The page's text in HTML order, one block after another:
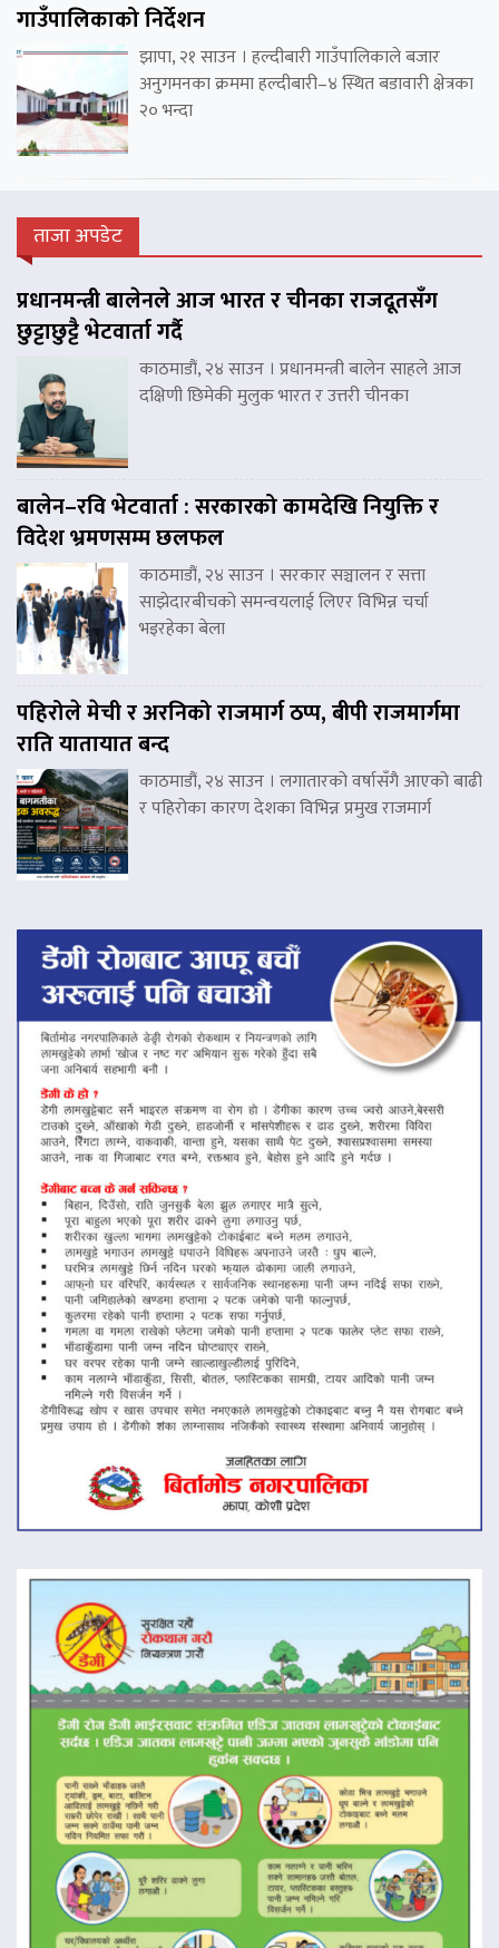
गाउँपालिकाको निर्देशन
झापा, २१ साउन । हल्दीबारी गाउँपालिकाले बजार
अनुगमनका क्रममा हल्दीबारी–४ स्थित बडावारी क्षेत्रका
२० भन्दा
ताजा अपडेट
प्रधानमन्त्री बालेनले आज भारत र चीनका राजदूतसँग
छुट्टाछुट्टै भेटवार्ता गर्दै
काठमाडौं, २४ साउन । प्रधानमन्त्री बालेन साहले आज
दक्षिणी छिमेकी मुलुक भारत र उत्तरी चीनका
बालेन–रवि भेटवार्ता : सरकारको कामदेखि नियुक्ति र
विदेश भ्रमणसम्म छलफल
काठमाडौं, २४ साउन । सरकार सञ्चालन र सत्ता
साझेदारबीचको समन्वयलाई लिएर विभिन्न चर्चा
भइरहेका बेला
पहिरोले मेची र अरनिको राजमार्ग ठप्प, बीपी राजमार्गमा
राति यातायात बन्द
काठमाडौं, २४ साउन । लगातारको वर्षासँगै आएको बाढी
र पहिरोका कारण देशका विभिन्न प्रमुख राजमार्ग